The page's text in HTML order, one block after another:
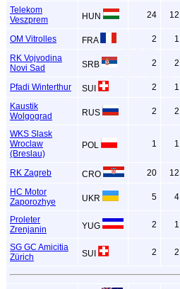
Telekom
Veszprem
HUN 24 12
OM Vitrolles FRA 2 1
RK Vojvodina
Novi Sad
SRB 2 2
Pfadi Winterthur SUI 2 1
Kaustik
Wolgograd
RUS 2 2
WKS Slask
Wroclaw
(Breslau)
POL 1 1
RK Zagreb CRO 20 12
HC Motor
Zaporozhye
UKR 5 4
Proleter
Zrenjanin
YUG 2 1
SG GC Amicitia
Zürich
SUI 2 2